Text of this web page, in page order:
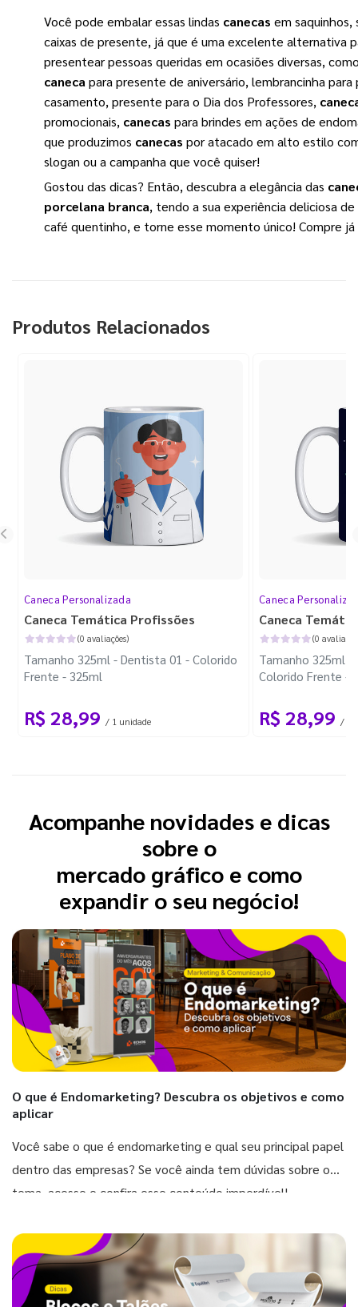
Você pode embalar essas lindas canecas em saquinhos,
caixas de presente, já que é uma excelente alternativa
presentear pessoas queridas em ocasiões diversas,
canecapara presente de aniversário, lembrancinha para
casamento, presente para o Dia dos Professores,
promocionais, canecas para brindes em ações de
que produzimos canecas por atacado em alto estilo
slogan ou a campanha que você quiser!
Gostou das dicas? Então, descubra a elegância das
porcelana branca, tendo a sua experiência deliciosa
café quentinho, e torne esse momento único! Compre já
Produtos Relacionados
Caneca Personalizada
Caneca Temática Profissões
(0 avaliações)
Tamanho 325ml - Dentista 01 - Colorido
Frente - 325ml
R$ 28,99 / 1 unidade
Caneca
Caneca
(0
Tamanho 325ml -
Colorido Frente -
R$ 28,99 / 1
Acompanhe novidades e dicas
sobre o
mercado gráfico e como
expandir o seu negócio!
O que é Endomarketing? Descubra os objetivos e como
aplicar
Você sabe o que é endomarketing e qual seu principal papel
dentro das empresas? Se você ainda tem dúvidas sobre o
tema, acesse e confira esse conteúdo imperdível!